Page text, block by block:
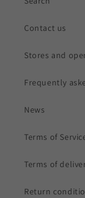
Contact us
Stores and
Frequently
News
Terms of
Terms of
Return